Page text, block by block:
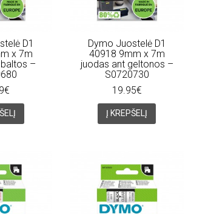
D1
x 7m
–
Dymo Juostelė D1
40918 9mm x 7m
juodas ant geltonos –
S0720730
19.95€
Į KREPŠELĮ